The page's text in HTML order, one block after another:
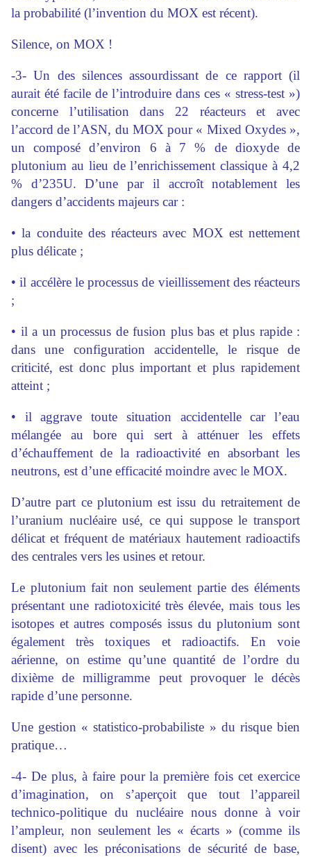
la probabilité (l’invention du MOX est récent).
Silence, on MOX !
-3- Un des silences assourdissant de ce rapport (il
aurait été facile de l’introduire dans ces « stress-test »)
concerne l’utilisation dans 22 réacteurs et avec
l’accord de l’ASN, du MOX pour « Mixed Oxydes »,
un composé d’environ 6 à 7 % de dioxyde de
plutonium au lieu de l’enrichissement classique à 4,2
% d’235U. D’une par il accroît notablement les
dangers d’accidents majeurs car :
• la conduite des réacteurs avec MOX est nettement
plus délicate ;
• il accélère le processus de vieillissement des réacteurs
;
• il a un processus de fusion plus bas et plus rapide :
dans une configuration accidentelle, le risque de
criticité, est donc plus important et plus rapidement
atteint ;
• il aggrave toute situation accidentelle car l’eau
mélangée au bore qui sert à atténuer les effets
d’échauffement de la radioactivité en absorbant les
neutrons, est d’une efficacité moindre avec le MOX.
D’autre part ce plutonium est issu du retraitement de
l’uranium nucléaire usé, ce qui suppose le transport
délicat et fréquent de matériaux hautement radioactifs
des centrales vers les usines et retour.
Le plutonium fait non seulement partie des éléments
présentant une radiotoxicité très élevée, mais tous les
isotopes et autres composés issus du plutonium sont
également très toxiques et radioactifs. En voie
aérienne, on estime qu’une quantité de l’ordre du
dixième de milligramme peut provoquer le décès
rapide d’une personne.
Une gestion « statistico-probabiliste » du risque bien
pratique…
-4- De plus, à faire pour la première fois cet exercice
d’imagination, on s’aperçoit que tout l’appareil
technico-politique du nucléaire nous donne à voir
l’ampleur, non seulement les « écarts » (comme ils
disent) avec les préconisations de sécurité de base,